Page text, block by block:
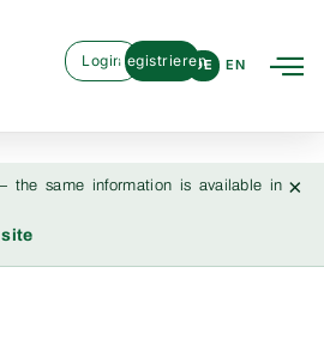
DE EN
LoginRegistrieren
same information is available in ×